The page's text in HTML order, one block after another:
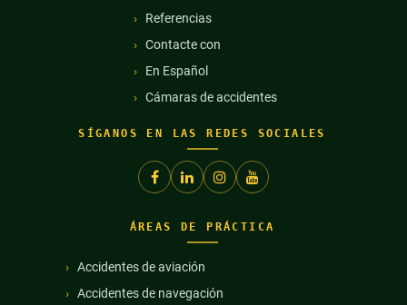
Referencias
Contacte con
En Español
Cámaras de accidentes
SÍGANOS EN LAS REDES SOCIALES
ÁREAS DE PRÁCTICA
Accidentes de aviación
Accidentes de navegación